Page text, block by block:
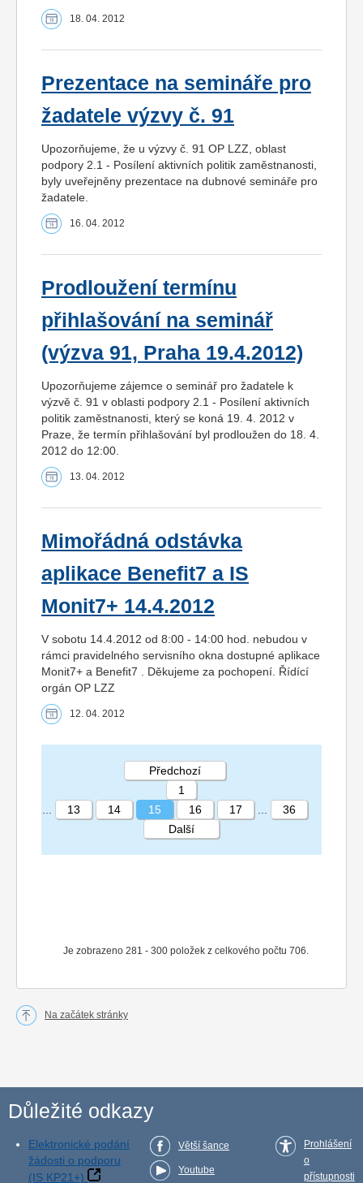
18. 04. 2012
Prezentace na semináře pro
žadatele výzvy č. 91
Upozorňujeme, že u výzvy č. 91 OP LZZ, oblast
podpory 2.1 - Posílení aktivních politik zaměstnanosti,
byly uveřejněny prezentace na dubnové semináře pro
žadatele.
16. 04. 2012
Prodloužení termínu
přihlašování na seminář
(výzva 91, Praha 19.4.2012)
Upozorňujeme zájemce o seminář pro žadatele k
výzvě č. 91 v oblasti podpory 2.1 - Posílení aktivních
politik zaměstnanosti, který se koná 19. 4. 2012 v
Praze, že termín přihlašování byl prodloužen do 18. 4.
2012 do 12:00.
13. 04. 2012
Mimořádná odstávka
aplikace Benefit7 a IS
Monit7+ 14.4.2012
V sobotu 14.4.2012 od 8:00 - 14:00 hod. nebudou v
rámci pravidelného servisního okna dostupné aplikace
Monit7+ a Benefit7 . Děkujeme za pochopení. Řídící
orgán OP LZZ
12. 04. 2012
STRÁNKA 15 36
Je zobrazeno 281 - 300 položek z celkového počtu 706.
Předchozí
1
13 14 15 16 17
36
Další
Na začátek stránky
Důležité odkazy
Elektronické podání
žádosti o podporu
(IS KP21+)
Větší šance
Youtube
Prohlášení
o
přístupnosti